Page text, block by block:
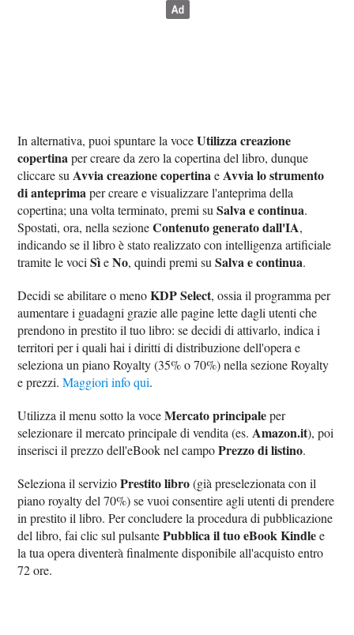
In alternativa, puoi spuntare la voceUtilizza creazione
copertina per creare da zero la copertina del libro, dunque
cliccare su Avvia creazione copertina e Avvia lo strumento
di anteprima per creare e visualizzare l'anteprima della
copertina; una volta terminato, premi suSalva e continua.
Spostati, ora, nella sezioneContenuto generato dall'IA,
indicando se il libro è stato realizzato con intelligenza artificiale
tramite le vociSìeNo, quindi premi suSalva e continua.
Decidi se abilitare o menoKDP Select, ossia il programma per
aumentare i guadagni grazie alle pagine lette dagli utenti che
prendono in prestito il tuo libro: se decidi di attivarlo, indica i
territori per i quali hai i diritti di distribuzione dell'opera e
seleziona un piano Royalty (35% o 70%) nella sezione Royalty
e prezzi.Maggiori info qui.
Utilizza il menu sotto la voceMercato principaleper
selezionare il mercato principale di vendita (es. Amazon.it), poi
inserisci il prezzo dell'eBook nel campoPrezzo di listino.
Seleziona il servizioPrestito libro(già preselezionata con il
piano royalty del 70%) se vuoi consentire agli utenti di prendere
in prestito il libro. Per concludere la procedura di pubblicazione
del libro, fai clic sul pulsantePubblica il tuo eBook Kindlee
la tua opera diventerà finalmente disponibile all'acquisto entro
72 ore.